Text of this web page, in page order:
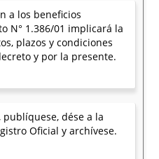
a los beneficios
N° 1.386/01 implicará la
plazos y condiciones
y por la presente.
publíquese, dése a la
Oficial y archívese.